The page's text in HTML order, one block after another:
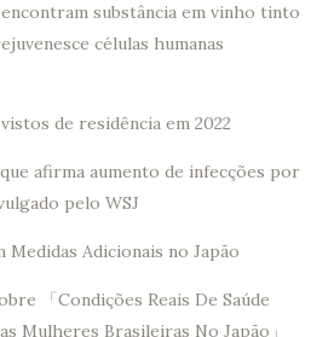
substância em vinho tinto
células humanas
de residência em 2022
afirma aumento de infecções por
pelo WSJ
Adicionais no Japão
「Condições Reais De Saúde
Mulheres Brasileiras No Japão」